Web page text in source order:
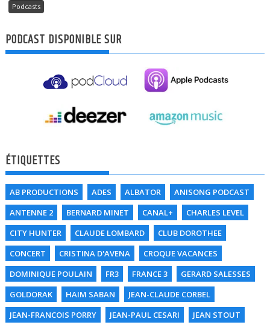
Podcasts
PODCAST DISPONIBLE SUR
ÉTIQUETTES
AB PRODUCTIONS ADES ALBATOR
ANISONG PODCAST
ANTENNE 2
BERNARD MINET CANAL+
CHARLES LEVEL
CITY HUNTER
CLAUDE LOMBARD
CLUB DOROTHEE
CONCERT
CRISTINA D'AVENA
CROQUE VACANCES
DOMINIQUE POULAIN
FR3 FRANCE 3
GERARD SALESSES
GOLDORAK
HAIM SABAN
JEAN-CLAUDE CORBEL
JEAN-FRANCOIS PORRY
JEAN-PAUL CESARI JEAN STOUT